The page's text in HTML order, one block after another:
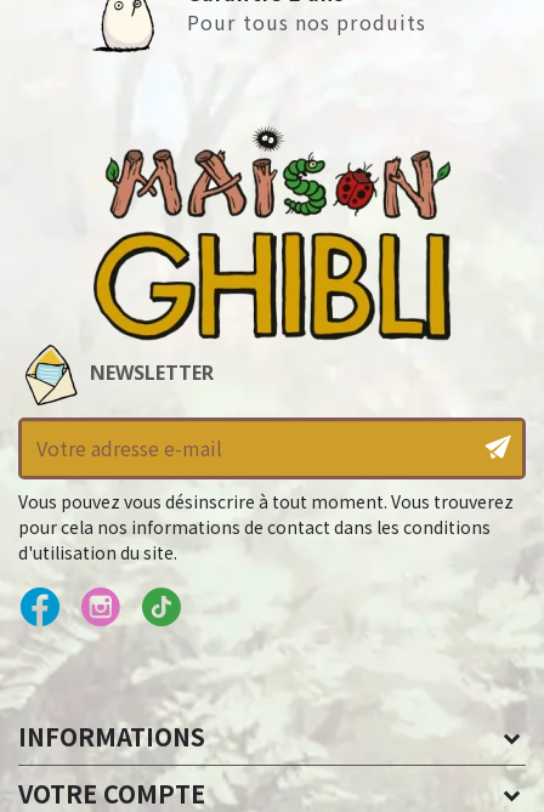
Pour tous nos produits
NEWSLETTER
Vous pouvez vous désinscrire à tout moment. Vous trouverez
pour cela nos informations de contact dans les conditions
d'utilisation du site.
INFORMATIONS
VOTRE COMPTE